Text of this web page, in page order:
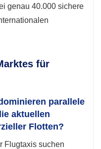
genau 40.000 sichere
für
parallele
aktuellen
Flotten?
Flugtaxis suchen